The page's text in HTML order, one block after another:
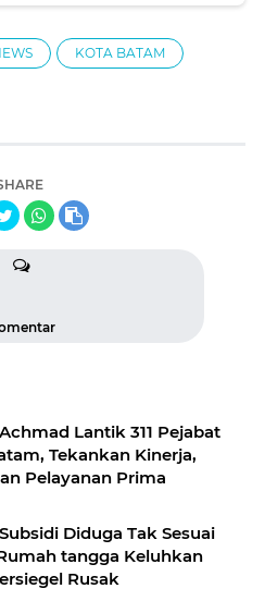
KOTA BATAM
Lantik 311 Pejabat
Tekankan Kinerja,
Pelayanan Prima
Diduga Tak Sesuai
tangga Keluhkan
Rusak